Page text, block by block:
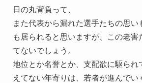
日の丸背負って、
また代表から漏れた選手たちの思い
も居られると思いますが、この老害
てないでしょう。
地位とか名誉とか、支配欲に駆られ
えてない年寄りは、若者が進んでい